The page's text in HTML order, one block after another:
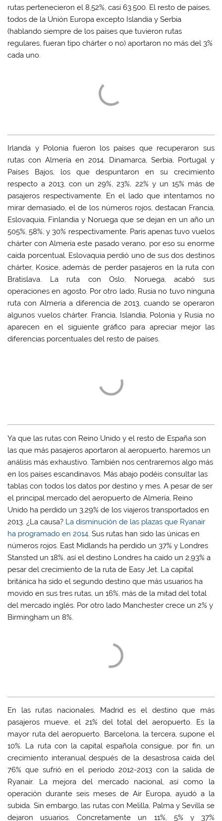
rutas pertenecieron el 8,52%, casi 63.500. El resto de países,
todos de la Unión Europa excepto Islandia y Serbia
(hablando siempre de los países que tuvieron rutas
regulares, fueran tipo chárter o no) aportaron no más del 3%
cada uno.
Irlanda y Polonia fueron los países que recuperaron sus
rutas con Almería en 2014. Dinamarca, Serbia, Portugal y
Países Bajos, los que despuntaron en su crecimiento
respecto a 2013, con un 29%, 23%, 22% y un 15% más de
pasajeros respectivamente. En el lado que intentamos no
mirar demasiado, el de los números rojos, destacan Francia,
Eslovaquia, Finlandia y Noruega que se dejan en un año un
505%, 58%, y 30% respectivamente. París apenas tuvo vuelos
chárter con Almería este pasado verano, por eso su enorme
caída porcentual. Eslovaquia perdió uno de sus dos destinos
chárter, Kosice, además de perder pasajeros en la ruta con
Bratislava. La ruta con Oslo, Noruega, acabó sus
operaciones en agosto. Por otro lado, Rusia no tuvo ninguna
ruta con Almería a diferencia de 2013, cuando se operaron
algunos vuelos chárter. Francia, Islandia, Polonia y Rusia no
aparecen en el siguiente gráfico para apreciar mejor las
diferencias porcentuales del resto de países.
Ya que las rutas con Reino Unido y el resto de España son
las que más pasajeros aportaron al aeropuerto, haremos un
análisis más exhaustivo. También nos centraremos algo más
en los países escandinavos. Más abajo podéis consultar las
tablas con todos los datos por destino y mes. A pesar de ser
el principal mercado del aeropuerto de Almería, Reino
Unido ha perdido un 3,29% de los viajeros transportados en
2013. ¿La causa? La disminución de las plazas que Ryanair
ha programado en 2014 . Sus rutas han sido las únicas en
números rojos. East Midlands ha perdido un 37% y Londres
Stansted un 18%, así el destino Londres ha caído un 2,93% a
pesar del crecimiento de la ruta de Easy Jet. La capital
británica ha sido el segundo destino que más usuarios ha
movido en sus tres rutas, un 16%, más de la mitad del total
del mercado inglés. Por otro lado Manchester crece un 2% y
Birmingham un 8%.
En las rutas nacionales, Madrid es el destino que más
pasajeros mueve, el 21% del total del aeropuerto. Es la
mayor ruta del aeropuerto. Barcelona, la tercera, supone el
10%. La ruta con la capital española consigue, por fin, un
crecimiento interanual después de la desastrosa caída del
76% que sufrió en el período 2012-2013 con la salida de
Ryanair. La mejora del mercado nacional, así como la
operación durante seis meses de Air Europa, ayudó a la
subida. Sin embargo, las rutas con Melilla, Palma y Sevilla se
dejaron usuarios. Concretamente un 11%, 5% y 37%